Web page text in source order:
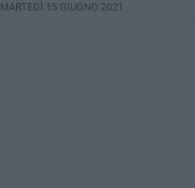
MARTEDÌ 15 GIUGNO 2021